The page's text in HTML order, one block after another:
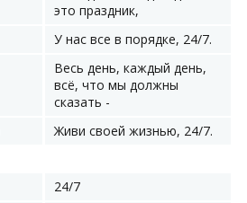
это праздник,
У нас все в порядке, 24/7.
Весь день, каждый день,
всё, что мы должны
сказать -
Живи своей жизнью, 24/7.
24/7